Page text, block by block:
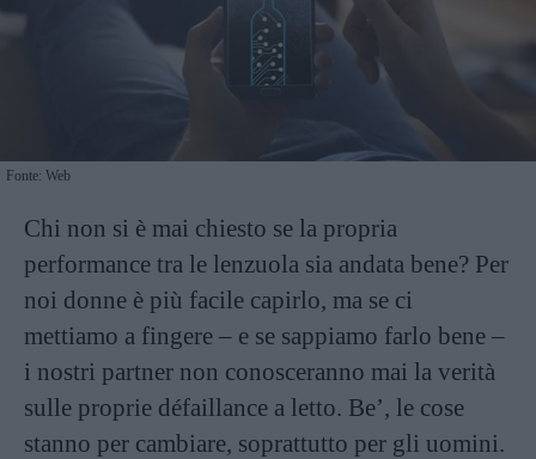
Fonte: Web
Chi non si è mai chiesto se la propria
performance tra le lenzuola sia andata bene? Per
noi donne è più facile capirlo, ma se ci
mettiamo a fingere – e se sappiamo farlo bene –
i nostri partner non conosceranno mai la verità
sulle proprie défaillance a letto. Be’, le cose
stanno per cambiare, soprattutto per gli uomini.